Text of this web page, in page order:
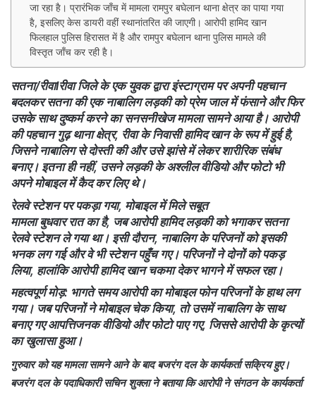
जा रहा है। प्रारंभिक जाँच में मामला रामपुर बघेलान थाना क्षेत्र का पाया गया
है, इसलिए केस डायरी वहीं स्थानांतरित की जाएगी। आरोपी हामिद खान
फिलहाल पुलिस हिरासत में है और रामपुर बघेलान थाना पुलिस मामले की
विस्तृत जाँच कर रही है।
सतना/रीवाlरीवा जिले के एक युवक द्वारा इंस्टाग्राम पर अपनी पहचान
बदलकर सतना की एक नाबालिग लड़की को प्रेम जाल में फंसाने और फिर
उसके साथ दुष्कर्म करने का सनसनीखेज मामला सामने आया है। आरोपी
की पहचान गुढ़ थाना क्षेत्र, रीवा के निवासी हामिद खान के रूप में हुई है,
जिसने नाबालिग से दोस्ती की और उसे झांसे में लेकर शारीरिक संबंध
बनाए। इतना ही नहीं, उसने लड़की के अश्लील वीडियो और फोटो भी
अपने मोबाइल में कैद कर लिए थे।
रेलवे स्टेशन पर पकड़ा गया, मोबाइल में मिले सबूत
मामला बुधवार रात का है, जब आरोपी हामिद लड़की को भगाकर सतना
रेलवे स्टेशन ले गया था। इसी दौरान, नाबालिग के परिजनों को इसकी
भनक लग गई और वे भी स्टेशन पहुँच गए। परिजनों ने दोनों को पकड़
लिया, हालांकि आरोपी हामिद खान चकमा देकर भागने में सफल रहा।
महत्वपूर्ण मोड़: भागते समय आरोपी का मोबाइल फोन परिजनों के हाथ लग
गया। जब परिजनों ने मोबाइल चेक किया, तो उसमें नाबालिग के साथ
बनाए गए आपत्तिजनक वीडियो और फोटो पाए गए, जिससे आरोपी के कृत्यों
का खुलासा हुआ।
गुरुवार को यह मामला सामने आने के बाद बजरंग दल के कार्यकर्ता सक्रिय हुए।
बजरंग दल के पदाधिकारी सचिन शुक्ला ने बताया कि आरोपी ने संगठन के कार्यकर्ता